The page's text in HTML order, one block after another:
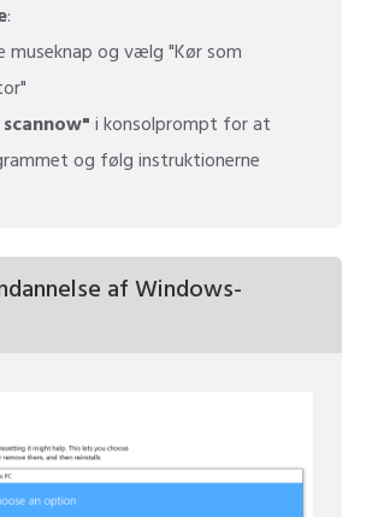
:
museknap og vælg "Kør som
i konsolprompt for at
og følg instruktionerne
af Windows-